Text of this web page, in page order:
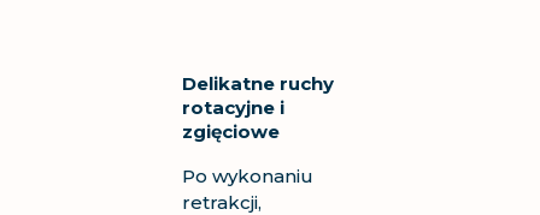
Delikatne ruchy
rotacyjne i
zgięciowe
Po wykonaniu
retrakcji,